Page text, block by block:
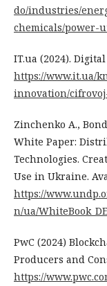
do/industries/
chemicals/power-
IT.ua (2024).
https://www.it.ua/
innovation/
Zinchenko A.,
White Paper:
Technologies.
Use in Ukraine.
https://
n/ua/
PwC (2024)
Producers and
https://